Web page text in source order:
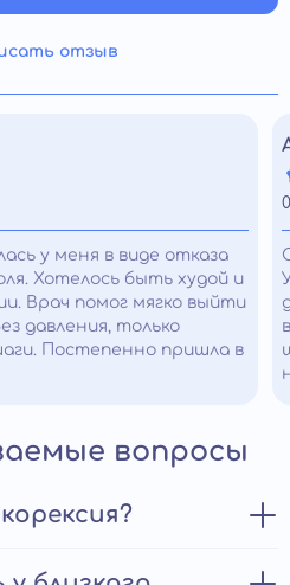
отзыв
у меня в виде отказа
Хотелось быть худой и
Врач помог мягко выйти
давления, только
Постепенно пришла в
вопросы
опасна формированием